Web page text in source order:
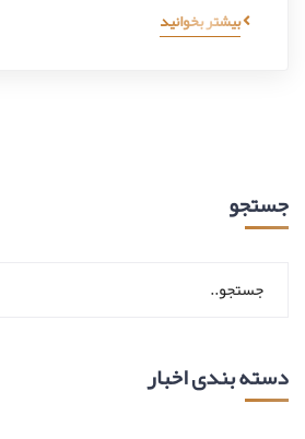
بیشتر بخوانید
جستجو
دسته بندی اخبار